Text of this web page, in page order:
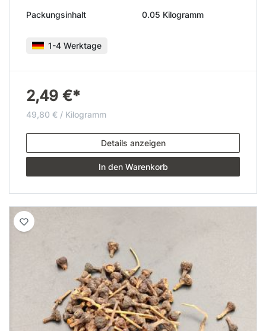
Packungsinhalt 0.05 Kilogramm
1-4 Werktage
2,49 €*
49,80 € / Kilogramm
Details anzeigen
In den Warenkorb